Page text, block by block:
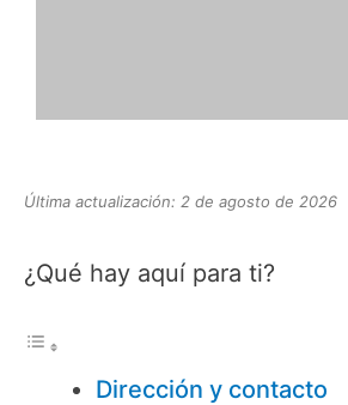
Última actualización: 2 de agosto de 2026
¿Qué hay aquí para ti?
Dirección y contacto